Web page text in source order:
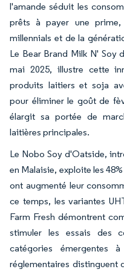
l'amande séduit les
prêts à payer une
millennials et de la
Le Bear Brand Milk N' Soy
mai 2025, illustre cette
produits laitiers et soja
pour éliminer le goût de
élargit sa portée de
laitières principales.
Le Nobo Soy d'Oatside,
en Malaisie, exploite les
ont augmenté leur
ce temps, les variantes
Farm Fresh démontrent
stimuler les essais des
catégories émergentes
réglementaires distinguent